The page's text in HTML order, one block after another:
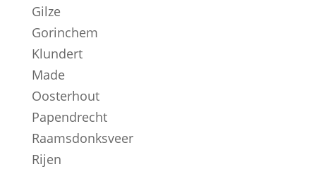
Gilze
Gorinchem
Klundert
Made
Oosterhout
Papendrecht
Raamsdonksveer
Rijen